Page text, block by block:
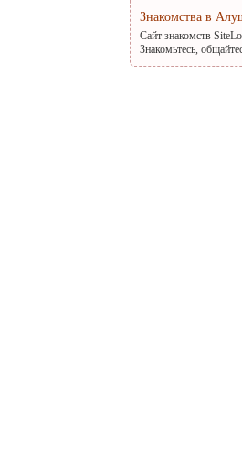
Знакомства в
Сайт знакомств
Знакомьтесь,